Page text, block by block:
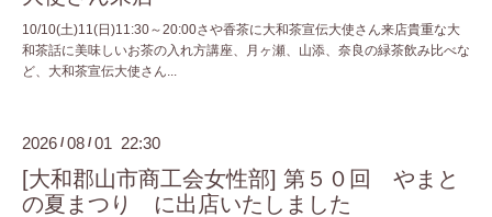
10/10(土)11(日)11:30～20:00さや香茶に大和茶宣伝大使さん来店貴重な大
和茶話に美味しいお茶の入れ方講座、月ヶ瀬、山添、奈良の緑茶飲み比べな
ど、大和茶宣伝大使さん...
2026 /08 /01 22:30
[大和郡山市商工会女性部] 第５０回 やまと
の夏まつり に出店いたしました